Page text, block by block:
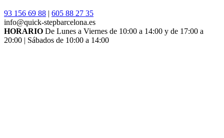
93 156 69 88 | 605 88 27 35
info@quick-stepbarcelona.es
HORARIO De Lunes a Viernes de 10:00 a 14:00 y de 17:00 a
20:00 | Sábados de 10:00 a 14:00